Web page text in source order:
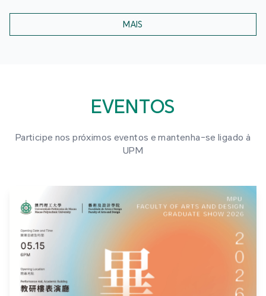
MAIS
EVENTOS
Participe nos próximos eventos e mantenha-se ligado à
UPM